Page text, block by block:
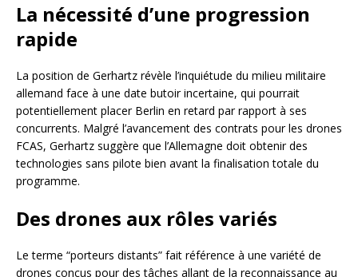
La nécessité d’une progression
rapide
La position de Gerhartz révèle l’inquiétude du milieu militaire
allemand face à une date butoir incertaine, qui pourrait
potentiellement placer Berlin en retard par rapport à ses
concurrents. Malgré l’avancement des contrats pour les drones
FCAS, Gerhartz suggère que l’Allemagne doit obtenir des
technologies sans pilote bien avant la finalisation totale du
programme.
Des drones aux rôles variés
Le terme “porteurs distants” fait référence à une variété de
drones conçus pour des tâches allant de la reconnaissance au